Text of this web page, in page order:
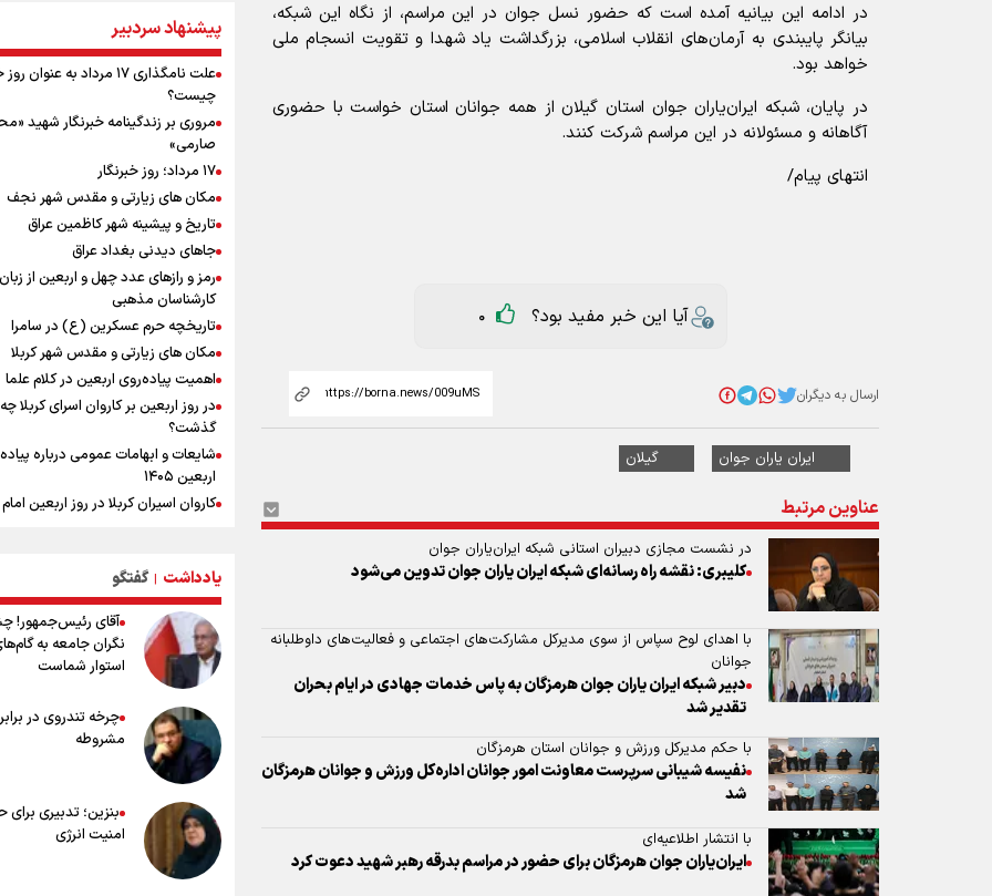
در ادامه این بیانیه آمده است که حضور نسل جوان در این مراسم، از نگاه این شبکه،
بیانگر پایبندی به آرمان‌های انقلاب اسلامی، بزرگداشت یاد شهدا و تقویت انسجام ملی
خواهد بود.
در پایان، شبکه ایران‌یاران جوان استان گیلان از همه جوانان استان خواست با حضوری
آگاهانه و مسئولانه در این مراسم شرکت کنند.
انتهای پیام/
آیا این خبر مفید بود؟ 0
ارسال به دیگران
ایران یاران جوان گیلان
عناوین مرتبط
در نشست مجازی دبیران استانی شبکه ایران‌یاران جوان
کلیبری: نقشه راه رسانه‌ای شبکه ایران‌ یاران جوان تدوین می‌شود
با اهدای لوح سپاس از سوی مدیرکل مشارکت‌های اجتماعی و فعالیت‌های داوطلبانه
جوانان
دبیر شبکه ایران یاران جوان هرمزگان به پاس خدمات جهادی در ایام بحران
تقدیر شد
با حکم مدیرکل ورزش و جوانان استان هرمزگان
نفیسه شیبانی سرپرست معاونت امور جوانان اداره‌کل ورزش و جوانان هرمزگان
شد
با انتشار اطلاعیه‌ای
ایران‌یاران جوان هرمزگان برای حضور در مراسم بدرقه رهبر شهید دعوت کرد
پالایشگاه نفت اسلواکی منفجر شد
میان صعود و سقوط
وزیر ورزش و جوانان ایران از مرکز ملی
جمهوری آذربایجان بازدید کرد
موسی جنپو، بازیکن فصل گذشته
پانتولیکوس یونان پیوست
بازدید وزیر ورزش ایران از مجموعه ملی
تیراندازی باکو یکی از مجهزترین مراکز
تیراندازی منطقه
افزایش تعداد قربانیان تیراندازی در
تایلندی
ورزشکاران سنگنوردی
یمن، ایستاده در برابر تحریم و تجاوز
کیلوگرم : امیدوارم با خوشرنگ‌ترین
ایران برگردیم
پیشنهاد سردبیر
علت نامگذاری ۱۷ مرداد به عنوان
چیست؟
مروری بر زندگینامه خبرنگار شهید
صارمی»
۱۷ مرداد؛ روز خبرنگار
مکان های زیارتی و مقدس شهر نجف
تاریخ و پیشینه شهر کاظمین عراق
جاهای دیدنی بغداد عراق
رمز و رازهای عدد چهل و اربعین از زبان
کارشناسان مذهبی
تاریخچه حرم عسکرین (ع) در سامرا
مکان های زیارتی و مقدس شهر کربلا
اهمیت پیاده‌روی اربعین در کلام علما
در روز اربعین بر کاروان اسرای کربلا چه
گذشت؟
شایعات و ابهامات عمومی درباره
اربعین ۱۴۰۵
کاروان اسیران کربلا در روز اربعین
زیارت اربعین
وجه تسمیه و علت نامگذاری شهر
وجه تسمیه و علت نامگذاری شهر
راهنمای کامل درباره مسیر پیاده روی
از طریق العلماء
وجه تسمیه و علت نامگذاری شهر
وجه تسمیه و علت نامگذاری شهر کربلا
بهترین موکب‌های ایرانی در پیاده روی
۱۴۰۵
یادداشت | گفتگو
آقای رئیس‌جمهور!
نگران جامعه به
استوار شماست
چرخه تندروی در
مشروطه
بنزین؛ تدبیری
امنیت انرژی